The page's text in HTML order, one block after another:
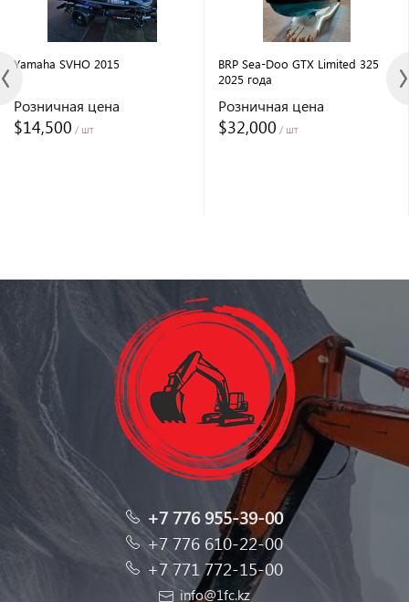
Yamaha SVHO 2015
Розничная цена
$14,500 / шт
BRP Sea-Doo GTX Limited 325
2025 года
Розничная цена
$32,000 / шт
+7 776 955-39-00
+7 776 610-22-00
+7 771 772-15-00
info@1fc.kz